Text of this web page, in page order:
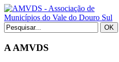
A AMVDS